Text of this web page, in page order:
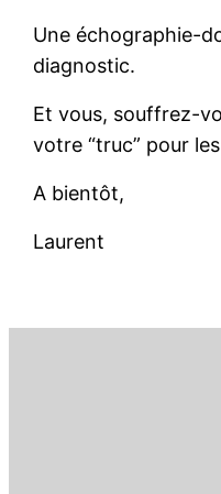
Une échographie-
diagnostic.
Et vous, souffrez-
votre “truc” pour
A bientôt,
Laurent